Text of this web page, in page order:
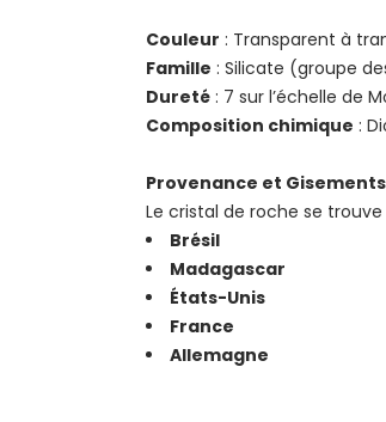
Couleur : Transparent à
Famille : Silicate (groupe
Dureté : 7 sur l’échelle de
Composition chimique :
Provenance et Gisements
Le cristal de roche se
Brésil
Madagascar
États-Unis
France
Allemagne